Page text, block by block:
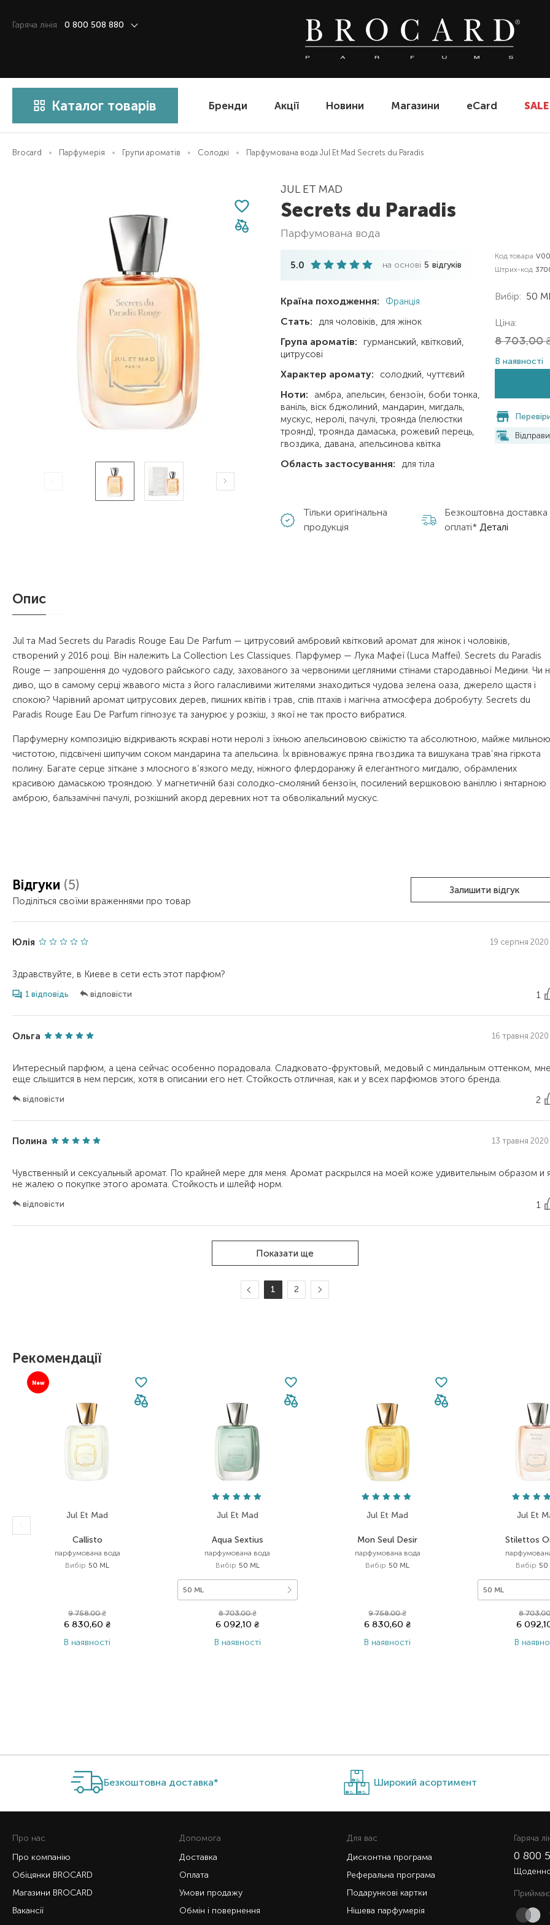
Гаряча лiнiя 0 800 508 880
Каталог товарів Бренди Акції Новини Магазини eCard SALE
Brocard Парфумерія Групи ароматів Солодкі Парфумована вода Jul Et Mad Secrets du Paradis
JUL ET MAD
Secrets du Paradis
парфумована вода
5.0 на основі 5 відгуків
Країна походження: Франція
Стать: для чоловіків для жінок
Група ароматів: гурманський квітковий
цитрусові
Характер аромату: солодкий чуттєвий
Ноти: амбра апельсин бензоїн боби тонка
ваніль віск бджолиний мандарин мигдаль
мускус неролі пачулі троянда (пелюстки
троянд) троянда дамаська рожевий перець
гвоздика давана апельсинова квітка
Область застосування: для тіла
Код товара
Штрих-код
Вибір: 50
Ціна:
8 703,00
В наявності
Тільки оригінальна
продукція
Безкоштовна
оплаті* Деталі
Опис
Jul та Mad Secrets du Paradis Rouge Eau De Parfum — цитрусовий амбровий квітковий аромат для жінок і чоловіків,
створений у 2016 році. Він належить La Collection Les Classiques. Парфумер — Лука Мафеї (Luca Maffei). Secrets du Paradis
Rouge — запрошення до чудового райського саду, захованого за червоними цегляними стінами стародавньої Медини. Чи
диво, що в самому серці жвавого міста з його галасливими жителями знаходиться чудова зелена оаза, джерело щастя і
спокою? Чарівний аромат цитрусових дерев, пишних квітів і трав, спів птахів і магічна атмосфера добробуту. Secrets du
Paradis Rouge Eau De Parfum гіпнозує та занурює у розкіш, з якої не так просто вибратися.
Парфумерну композицію відкривають яскраві ноти неролі з їхньою апельсиновою свіжістю та абсолютною, майже мильною
чистотою, підсвічені шипучим соком мандарина та апельсина. Їх врівноважує пряна гвоздика та вишукана трав’яна гіркота
полину. Багате серце зіткане з млосного в’язкого меду, ніжного флердоранжу й елегантного мигдалю, обрамлених
красивою дамаською трояндою. У магнетичній базі солодко-смоляний бензоїн, посилений вершковою ваніллю і янтарною
амброю, бальзамічні пачулі, розкішний акорд деревних нот та обволікальний мускус.
Відгуки (5)
Поділіться своїми враженнями про товар
Залишити відгук
Юлія 19 серпня 2020
1 відповідь відповісти 1
Ольга 16 травня
Интересный парфюм, а цена сейчас особенно порадовала. Сладковато-фруктовый, медовый с миндальным оттенком,
відповісти 2
Полина 13 травня
Чувственный и сексуальный аромат. По крайней мере для меня. Аромат раскрылся на моей коже удивительным образом и
відповісти 1
Показати ще
1 2
Рекомендації
New
Jul Et Mad
Callisto
парфумована вода
Вибір 50 ML
9 758,00₴
6 830,60₴
В наявності
Jul Et Mad
Aqua Sextius
парфумована вода
Вибір 50 ML
50 ML
8 703,00₴
6 092,10₴
В наявності
Jul Et Mad
Mon Seul Desir
парфумована вода
Вибір 50 ML
9 758,00₴
6 830,60₴
В наявності
Jul Et
Stilettos
Вибір 50
50 ML
8
6
В
Безкоштовна доставка* Широкий асортимент
Про нас
Про компанію
Обіцянки BROCARD
Магазини BROCARD
Вакансії
Допомога
Доставка
Оплата
Умови продажу
Обмін і повернення
Для вас
Дисконтна програма
Реферальна програма
Подарункові картки
Нішева парфумерія
Гаряча
0 800
Щоденно